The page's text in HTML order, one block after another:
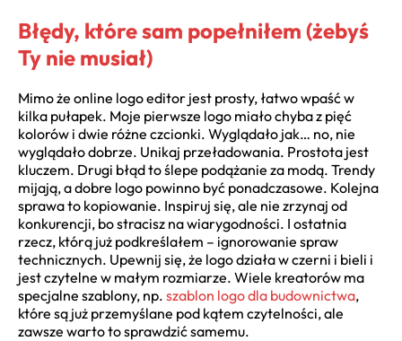
Błędy, które sam popełniłem (żebyś
Ty nie musiał)
Mimo że online logo editor jest prosty, łatwo wpaść w
kilka pułapek. Moje pierwsze logo miało chyba z pięć
kolorów i dwie różne czcionki. Wyglądało jak… no, nie
wyglądało dobrze. Unikaj przeładowania. Prostota jest
kluczem. Drugi błąd to ślepe podążanie za modą. Trendy
mijają, a dobre logo powinno być ponadczasowe. Kolejna
sprawa to kopiowanie. Inspiruj się, ale nie zrzynaj od
konkurencji, bo stracisz na wiarygodności. I ostatnia
rzecz, którą już podkreślałem – ignorowanie spraw
technicznych. Upewnij się, że logo działa w czerni i bieli i
jest czytelne w małym rozmiarze. Wiele kreatorów ma
specjalne szablony, np. szablon logo dla budownictwa,
które są już przemyślane pod kątem czytelności, ale
zawsze warto to sprawdzić samemu.